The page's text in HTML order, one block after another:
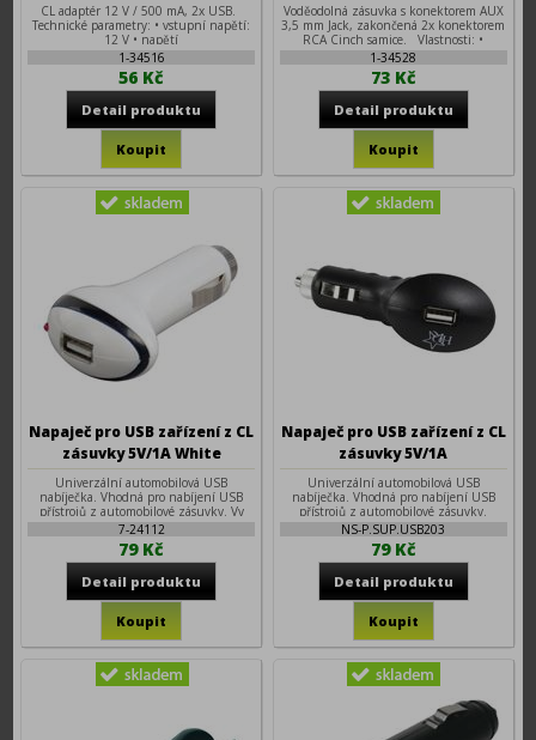
CL adaptér 12 V / 500 mA, 2x USB.
Technické parametry: • vstupní napětí:
12 V • napětí
1-34516
56 Kč
Voděodolná zásuvka s konektorem AUX
3,5 mm Jack, zakončená 2x konektorem
RCA Cinch samice. Vlastnosti: •
umožňuje připojení mobilního telefonu,
MP3 přehrávače nebo jiného zařízení k
autorádiu s RCA AUX vstupem • délka
kabelu: 30 cm • montáž na palubní
desku nebo do odkládací schránky do
otvoru o průměru 22 mm • montáž na
držáku • gumová odnímatelná krytka
konektoru pro ochranu před vlhkostí
1-34528
73 Kč
Napaječ pro USB zařízení z CL
zásuvky 5V/1A White
Univerzální automobilová USB
nabíječka. Vhodná pro nabíjení USB
přístrojů z automobilové zásuvky. Vy
7-24112
79 Kč
Napaječ pro USB zařízení z CL
zásuvky 5V/1A
Univerzální automobilová USB
nabíječka. Vhodná pro nabíjení USB
přístrojů z automobilové zásuvky.
NS-P.SUP.USB203
79 Kč